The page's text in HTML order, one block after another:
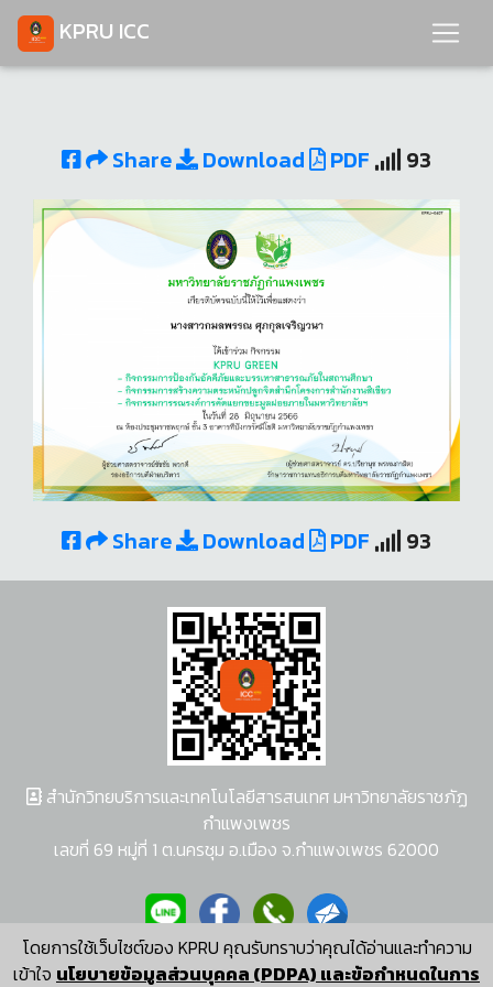
KPRU ICC
Share Download PDF 93
Share Download PDF 93
โดยการใช้เว็บไซต์ของ KPRU คุณรับทราบว่าคุณได้อ่านและทำความ
เข้าใจ นโยบายข้อมูลส่วนบุคคล (PDPA) และข้อกำหนดในการ
สำนักวิทยบริการและเทคโนโลยีสารสนเทศ มหาวิทยาลัยราชภัฏ
กำแพงเพชร
เลขที่ 69 หมู่ที่ 1 ต.นครชุม อ.เมือง จ.กำแพงเพชร 62000
ผู้พัฒนาระบบ อนุชา พวงผกา